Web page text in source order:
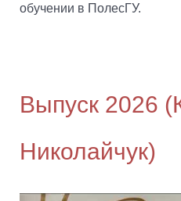
обучении в ПолесГУ.
Выпуск 2026
Николайчук)